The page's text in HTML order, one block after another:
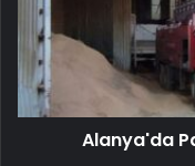
Alanya'da